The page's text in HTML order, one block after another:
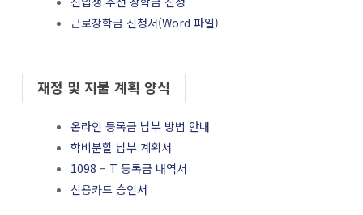
근로장학금 신청서(Word 파일)
재정 및 지불 계획 양식
온라인 등록금 납부 방법 안내
학비분할 납부 계획서
1098 – T 등록금 내역서
신용카드 승인서